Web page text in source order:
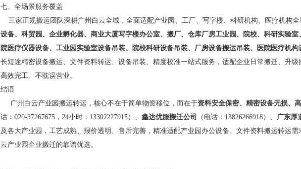
七、全场景服务覆盖
三家正规搬运团队深耕广州白云全域，全面适配产业园、工厂、写字楼、科研机构、医疗机构
设备、科贸园、企业孵化器、商业大厦写字楼办公室、搬厂、仓库厂房工业园、院校、科研实验
院医疗仪器设备、工业园实验室设备吊装、院校科研设备吊装、厂房设备搬运吊装、医院医疗机构
长短途精密设备搬运、文件资料转运、设备吊装、精度校准一站式服务，适配企业日常搬迁、升
高效完工、不耽误营业。
结语
广州白云产业园搬运转运，核心不在于简单物资移位，而在于资料安全保密、精密设备无损、
话：020-37267675，24小时：13302227915）、 鑫达优服搬迁公司 （电话：13826266918）、 广东厚
及各大产业园，工艺成熟、报价透明、售后完善，精准适配产业园办公设备、文件资料搬运转运
云产业园企业搬迁的靠谱优选。